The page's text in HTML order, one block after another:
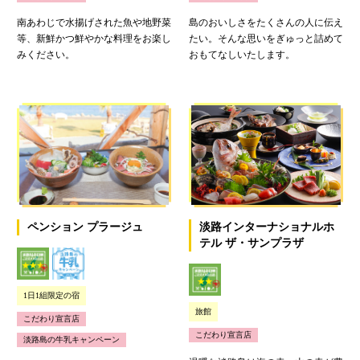
南あわじで水揚げされた魚や地野菜
等、新鮮かつ鮮やかな料理をお楽し
みください。
島のおいしさをたくさんの人に伝え
たい。そんな思いをぎゅっと詰めて
おもてなしいたします。
ペンション プラージュ
1日1組限定の宿
こだわり宣言店
淡路島の牛乳キャンペーン
淡路インターナショナルホ
テル ザ・サンプラザ
旅館
こだわり宣言店